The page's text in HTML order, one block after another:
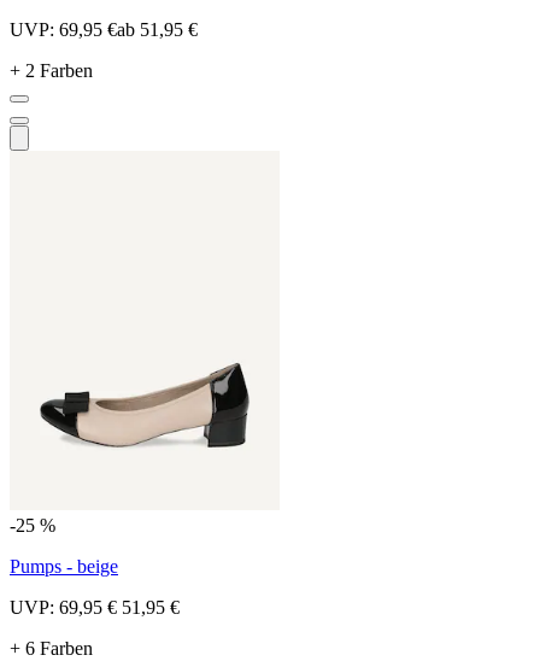
UVP: 69,95 €ab 51,95 €
+ 2 Farben
-25 %
Pumps - beige
UVP: 69,95 € 51,95 €
+ 6 Farben